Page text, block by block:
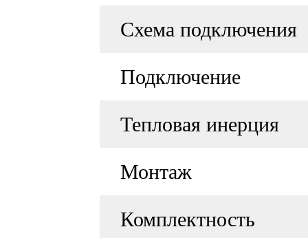
Схема подключения
Подключение
Тепловая инерция
Монтаж
Комплектность